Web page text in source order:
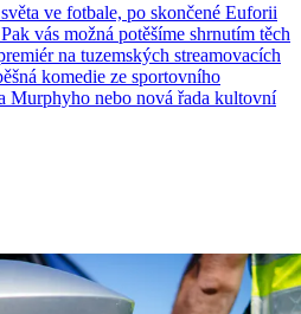
ve fotbale, po skončené Euforii
vás možná potěšíme shrnutím těch
na tuzemských streamovacích
komedie ze sportovního
Murphyho nebo nová řada kultovní